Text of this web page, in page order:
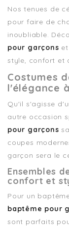
Nos tenues de
pour faire de
inoubliable.
pour garçons et
style, confort et
Costumes
l'élégance
Qu'il s'agisse
autre occasion
pour garçons
coupes
garçon sera le
Ensembles
confort et
Pour un
baptême pour
sont parfaits